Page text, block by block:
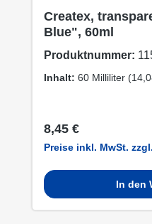
Createx,
Blue", 60ml
Produktnummer:
Inhalt: 60 Milliliter
Regulärer Preis:
8,45 €
Preise inkl. MwSt.
In den